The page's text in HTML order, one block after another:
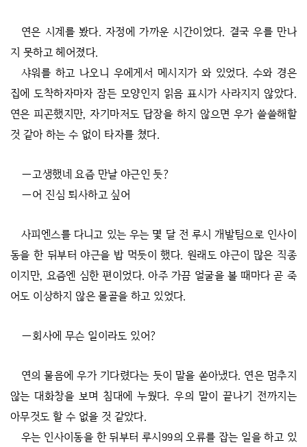
연은 시계를 봤다. 자정에 가까운 시간이었다. 결국 우를 만나
지 못하고 헤어졌다.
샤워를 하고 나오니 우에게서 메시지가 와 있었다. 수와 경은
집에 도착하자마자 잠든 모양인지 읽음 표시가 사라지지 않았다.
연은 피곤했지만, 자기마저도 답장을 하지 않으면 우가 쓸쓸해할
것 같아 하는 수 없이 타자를 쳤다.
―고생했네 요즘 만날 야근인 듯?
―어 진심 퇴사하고 싶어
사피엔스를 다니고 있는 우는 몇 달 전 루시 개발팀으로 인사이
동을 한 뒤부터 야근을 밥 먹듯이 했다. 원래도 야근이 많은 직종
이지만, 요즘엔 심한 편이었다. 아주 가끔 얼굴을 볼 때마다 곧 죽
어도 이상하지 않은 몰골을 하고 있었다.
―회사에 무슨 일이라도 있어?
연의 물음에 우가 기다렸다는 듯이 말을 쏟아냈다. 연은 멈추지
않는 대화창을 보며 침대에 누웠다. 우의 말이 끝나기 전까지는
아무것도 할 수 없을 것 같았다.
우는 인사이동을 한 뒤부터 루시99의 오류를 잡는 일을 하고 있